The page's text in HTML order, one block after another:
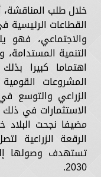
خلال طلب المناقشة،
القطاعات الرئيسية
والاجتماعي، فهو
التنمية
اهتماما كبيرا
المشروعات
الزراعي والتوسع
الاستثمارات في ذلك
مضيفا نجحت البلاد
2030.